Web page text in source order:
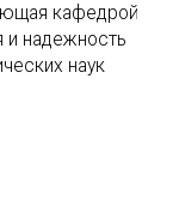
кафедрой
и надежность
наук